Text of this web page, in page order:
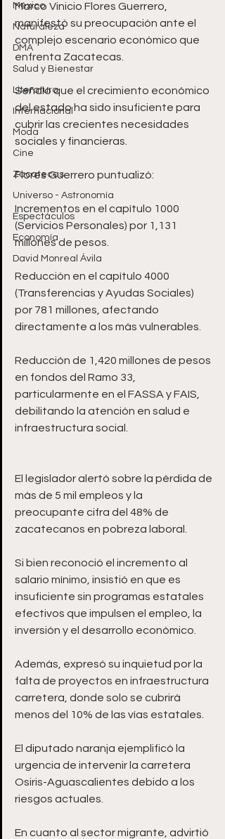
México
Naturaleza
DMA
Salud y Bienestar
Literatura
Internacional
Moda
Cine
Zacatecas
Universo - Astronomía
Espectáculos
Economía
David Monreal Ávila
Marco Vinicio Flores Guerrero,
manifestó su preocupación ante el
complejo escenario económico que
enfrenta Zacatecas.
Señaló que el crecimiento económico
del estado ha sido insuficiente para
cubrir las crecientes necesidades
sociales y financieras.
Flores Guerrero puntualizó:
Incrementos en el capítulo 1000
(Servicios Personales) por 1,131
millones de pesos.
Reducción en el capítulo 4000
(Transferencias y Ayudas Sociales)
por 781 millones, afectando
directamente a los más vulnerables.
Reducción de 1,420 millones de pesos
en fondos del Ramo 33,
particularmente en el FASSA y FAIS,
debilitando la atención en salud e
infraestructura social.
El legislador alertó sobre la pérdida de
más de 5 mil empleos y la
preocupante cifra del 48% de
zacatecanos en pobreza laboral.
Si bien reconoció el incremento al
salario mínimo, insistió en que es
insuficiente sin programas estatales
efectivos que impulsen el empleo, la
inversión y el desarrollo económico.
Además, expresó su inquietud por la
falta de proyectos en infraestructura
carretera, donde solo se cubrirá
menos del 10% de las vías estatales.
El diputado naranja ejemplificó la
urgencia de intervenir la carretera
Osiris-Aguascalientes debido a los
riesgos actuales.
En cuanto al sector migrante, advirtió